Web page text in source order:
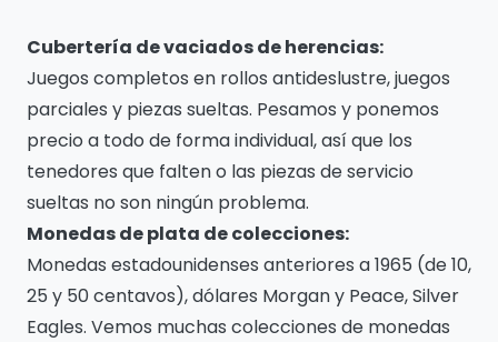
Cubertería de vaciados de herencias:
Juegos completos en rollos antideslustre, juegos
parciales y piezas sueltas. Pesamos y ponemos
precio a todo de forma individual, así que los
tenedores que falten o las piezas de servicio
sueltas no son ningún problema.
Monedas de plata de colecciones:
Monedas estadounidenses anteriores a 1965 (de 10,
25 y 50 centavos), dólares Morgan y Peace, Silver
Eagles. Vemos muchas colecciones de monedas